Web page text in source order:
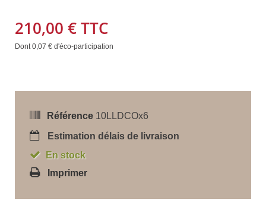
210,00 €TTC
Dont0,07 € d'éco-participation
Référence 10LLDCOx6
Estimation délais de livraison
En stock
Imprimer